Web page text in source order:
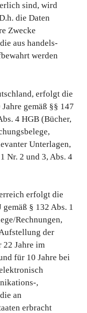
sind, wird
die Daten
Zwecke
aus handels-
werden
erfolgt die
gemäß §§ 147
4 HGB (Bücher,
Unterlagen,
Nr. 2 und 3, Abs. 4
erfolgt die
§ 132 Abs. 1
Rechnungen,
der
22 Jahre im
für 10 Jahre bei
,
an
erbracht